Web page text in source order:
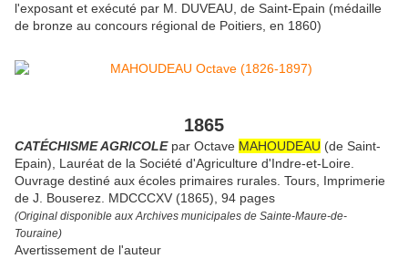
l'exposant et exécuté par M. DUVEAU, de Saint-Epain (médaille
de bronze au concours régional de Poitiers, en 1860)
1865
CATÉCHISME AGRICOLEpar Octave MAHOUDEAU (de Saint-
Epain), Lauréat de la Société d'Agriculture d'Indre-et-Loire.
Ouvrage destiné aux écoles primaires rurales. Tours, Imprimerie
de J. Bouserez. MDCCCXV (1865), 94 pages
(Original disponible aux Archives municipales de Sainte-Maure-de-
Touraine)
Avertissement de l'auteur